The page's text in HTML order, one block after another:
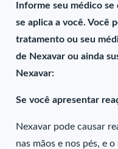
Informe seu médico
se aplica a você. Você
tratamento ou seu
de Nexavar ou ainda
Nexavar:
Se você apresentar
Nexavar pode causar
nas mãos e nos pés, e